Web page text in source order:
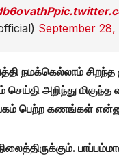
September 28,
நமக்கெல்லாம்
அறிந்து
பெற்ற கணங்கள்